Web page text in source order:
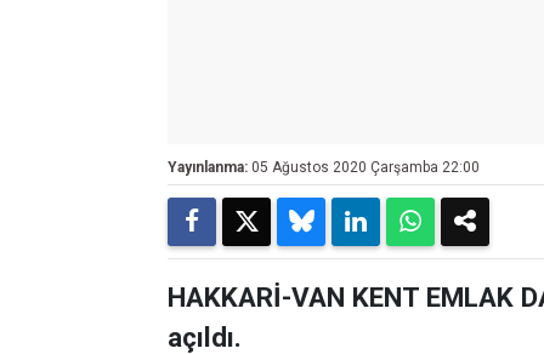
Yayınlanma: 05 Ağustos 2020 Çarşamba 22:00
HAKKARİ-VAN KENT EMLAK
açıldı.